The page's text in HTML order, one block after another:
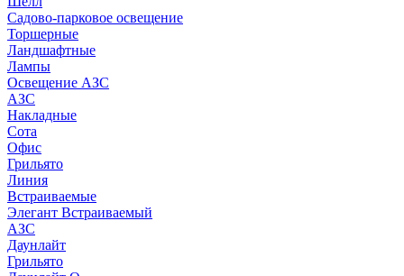
Садово-парковое освещение
Торшерные
Ландшафтные
Лампы
Освещение АЗС
АЗС
Накладные
Сота
Офис
Грильято
Линия
Встраиваемые
Элегант Встраиваемый
АЗС
Даунлайт
Грильято